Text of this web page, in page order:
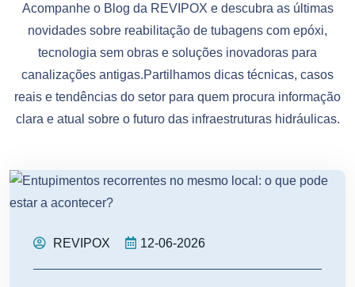
Acompanhe o Blog da REVIPOX e descubra as últimas
novidades sobre reabilitação de tubagens com epóxi,
tecnologia sem obras e soluções inovadoras para
canalizações antigas.Partilhamos dicas técnicas, casos
reais e tendências do setor para quem procura informação
clara e atual sobre o futuro das infraestruturas hidráulicas.
REVIPOX 12-06-2026